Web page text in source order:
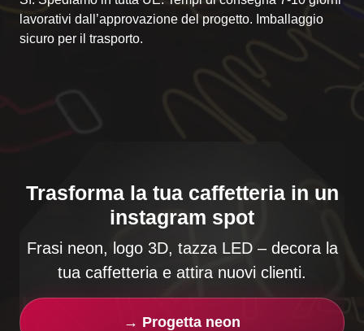
lavorativi dall’approvazione del progetto. Imballaggio
sicuro per il trasporto.
Trasforma la tua caffetteria in un
instagram spot
Frasi neon, logo 3D, tazza LED – decora la
tua caffetteria e attira nuovi clienti.
→ Progetta neon